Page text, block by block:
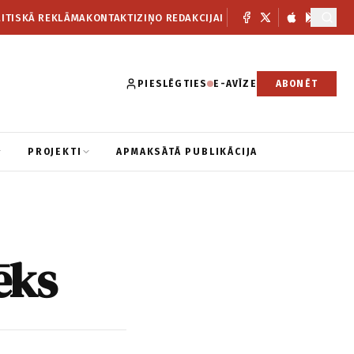
REKLĀMAKONTAKTIZIŅO REDAKCIJAI
PIESLĒGTIES E-AVĪZE ABONĒT
PROJEKTI APMAKSĀTĀ PUBLIKĀCIJA